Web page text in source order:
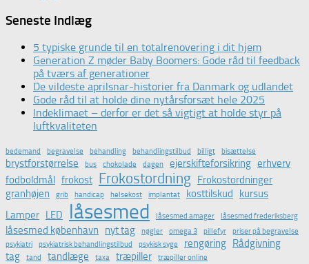
Seneste Indlæg
5 typiske grunde til en totalrenovering i dit hjem
Generation Z møder Baby Boomers: Gode råd til feedback
på tværs af generationer
De vildeste aprilsnar-historier fra Danmark og udlandet
Gode råd til at holde dine nytårsforsæt hele 2025
Indeklimaet – derfor er det så vigtigt at holde styr på
luftkvaliteten
bedemand begravelse behandling behandlingstilbud billigt bisættelse
brystforstørrelse bus chokolade dagen ejerskifteforsikring erhverv
fodboldmål
frokost Frokostordning
Frokostordninger
granhøjen
grib handicap helsekost implantat kosttilskud
kursus
Lamper
LED låsesmed låsesmed amager låsesmed frederiksberg
låsesmed københavn nyt tag nøgler omega 3 pillefyr
priser på begravelse
psykiatri
psykiatrisk behandlingstilbud psykisk syge rengøring
Rådgivning
tag
tand tandlæge taxa træpiller træpiller online